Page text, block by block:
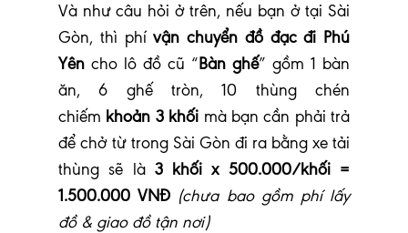
Và như câu hỏi ở trên, nếu bạn ở tại Sài
Gòn, thì phívận chuyển đồ đạc đi Phú
Yên cho lô đồ cũ “Bàn ghế” gồm 1 bàn
ăn, 6 ghế tròn, 10 thùng chén
chiếm khoản 3 khối mà bạn cần phải trả
để chở từ trong Sài Gòn đi ra bằng xe tải
thùng sẽ là 3 khối x 500.000/khối =
1.500.000 VNĐ (chưa bao gồm phí lấy
đồ & giao đồ tận nơi)